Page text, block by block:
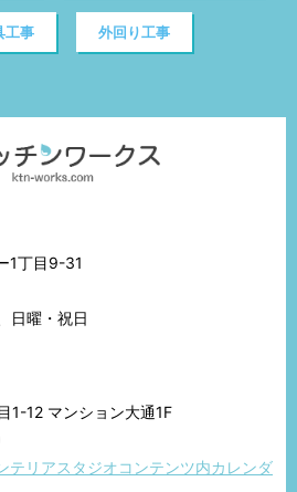
工事 外回り工事
1丁目9-31
日曜・祝日
1-12 マンション大通1F
テリアスタジオコンテンツ内カレンダ